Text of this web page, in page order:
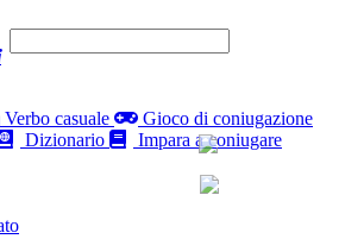
Verbo casuale
Gioco di coniugazione
Dizionario
Impara a coniugare